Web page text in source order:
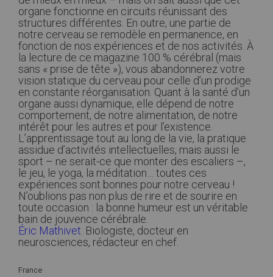
organe fonctionne en circuits réunissant des
structures différentes. En outre, une partie de
notre cerveau se remodèle en permanence, en
fonction de nos expériences et de nos activités. À
la lecture de ce magazine 100 % cérébral (mais
sans « prise de tête »), vous abandonnerez votre
vision statique du cerveau pour celle d’un prodige
en constante réorganisation. Quant à la santé d’un
organe aussi dynamique, elle dépend de notre
comportement, de notre alimentation, de notre
intérêt pour les autres et pour l’existence.
L’apprentissage tout au long de la vie, la pratique
assidue d’activités intellectuelles, mais aussi le
sport – ne serait-ce que monter des escaliers –,
le jeu, le yoga, la méditation… toutes ces
expériences sont bonnes pour notre cerveau !
N’oublions pas non plus de rire et de sourire en
toute occasion : la bonne humeur est un véritable
bain de jouvence cérébrale.
Éric Mathivet . Biologiste, docteur en
neurosciences, rédacteur en chef.
Plus
France